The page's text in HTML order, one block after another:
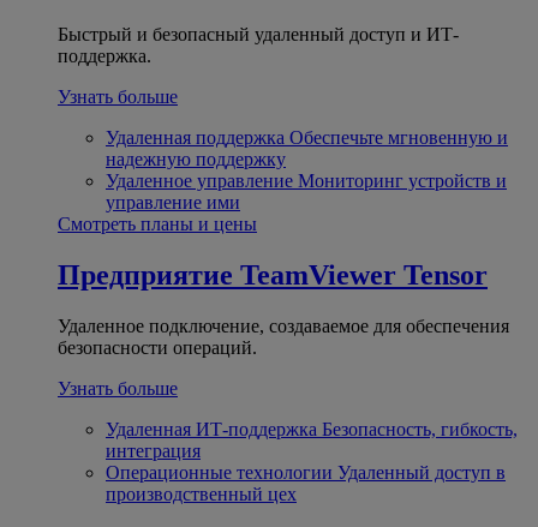
Быстрый и безопасный удаленный доступ и ИТ-
поддержка.
Узнать больше
Удаленная поддержка Обеспечьте мгновенную и
надежную поддержку
Удаленное управление Мониторинг устройств и
управление ими
Смотреть планы и цены
Предприятие TeamViewer Tensor
Удаленное подключение, создаваемое для обеспечения
безопасности операций.
Узнать больше
Удаленная ИТ-поддержка Безопасность, гибкость,
интеграция
Операционные технологии Удаленный доступ в
производственный цех